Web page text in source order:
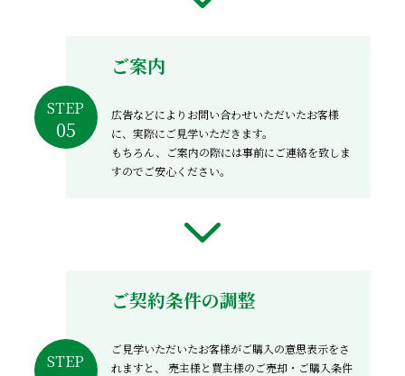
STEP
ご案内
広告などによりお問い合わせいただいたお客様
に、実際にご見学いただきます。
もちろん、ご案内の際には事前にご連絡を致しま
すのでご安心ください。
STEP
ご契約条件の調整
ご見学いただいたお客様がご購入の意思表示をさ
れますと、 売主様と買主様のご売却・ご購入条件